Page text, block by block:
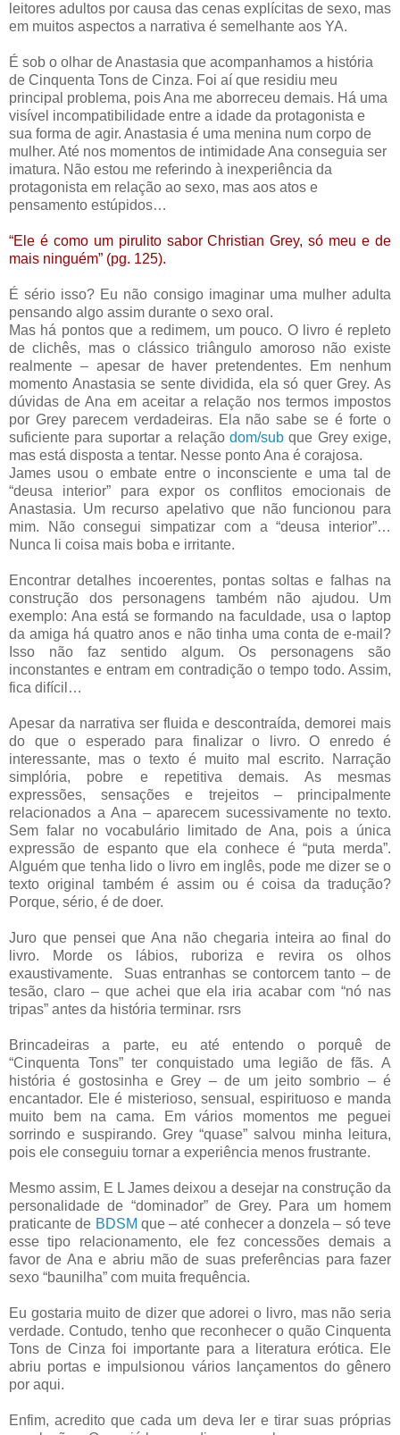
leitores adultos por causa das cenas explícitas de sexo, mas
em muitos aspectos a narrativa é semelhante aos YA.
É sob o olhar de Anastasia que acompanhamos a história
de Cinquenta Tons de Cinza. Foi aí que residiu meu
principal problema, pois Ana me aborreceu demais. Há uma
visível incompatibilidade entre a idade da protagonista e
sua forma de agir. Anastasia é uma menina num corpo de
mulher. Até nos momentos de intimidade Ana conseguia ser
imatura. Não estou me referindo à inexperiência da
protagonista em relação ao sexo, mas aos atos e
pensamento estúpidos…
“Ele é como um pirulito sabor Christian Grey, só meu e de
mais ninguém” (pg. 125).
É sério isso? Eu não consigo imaginar uma mulher adulta
pensando algo assim durante o sexo oral.
Mas há pontos que a redimem, um pouco. O livro é repleto
de clichês, mas o clássico triângulo amoroso não existe
realmente – apesar de haver pretendentes. Em nenhum
momento Anastasia se sente dividida, ela só quer Grey. As
dúvidas de Ana em aceitar a relação nos termos impostos
por Grey parecem verdadeiras. Ela não sabe se é forte o
suficiente para suportar a relação dom/subque Grey exige,
mas está disposta a tentar. Nesse ponto Ana é corajosa.
James usou o embate entre o inconsciente e uma tal de
“deusa interior” para expor os conflitos emocionais de
Anastasia. Um recurso apelativo que não funcionou para
mim. Não consegui simpatizar com a “deusa interior”…
Nunca li coisa mais boba e irritante.
Encontrar detalhes incoerentes, pontas soltas e falhas na
construção dos personagens também não ajudou. Um
exemplo: Ana está se formando na faculdade, usa o laptop
da amiga há quatro anos e não tinha uma conta de e-mail?
Isso não faz sentido algum. Os personagens são
inconstantes e entram em contradição o tempo todo. Assim,
fica difícil…
Apesar da narrativa ser fluida e descontraída, demorei mais
do que o esperado para finalizar o livro. O enredo é
interessante, mas o texto é muito mal escrito. Narração
simplória, pobre e repetitiva demais. As mesmas
expressões, sensações e trejeitos – principalmente
relacionados a Ana – aparecem sucessivamente no texto.
Sem falar no vocabulário limitado de Ana, pois a única
expressão de espanto que ela conhece é “puta merda”.
Alguém que tenha lido o livro em inglês, pode me dizer se o
texto original também é assim ou é coisa da tradução?
Porque, sério, é de doer.
Juro que pensei que Ana não chegaria inteira ao final do
livro. Morde os lábios, ruboriza e revira os olhos
exaustivamente. Suas entranhas se contorcem tanto – de
tesão, claro – que achei que ela iria acabar com “nó nas
tripas” antes da história terminar. rsrs
Brincadeiras a parte, eu até entendo o porquê de
“Cinquenta Tons” ter conquistado uma legião de fãs. A
história é gostosinha e Grey – de um jeito sombrio – é
encantador. Ele é misterioso, sensual, espirituoso e manda
muito bem na cama. Em vários momentos me peguei
sorrindo e suspirando. Grey “quase” salvou minha leitura,
pois ele conseguiu tornar a experiência menos frustrante.
Mesmo assim, E L James deixou a desejar na construção da
personalidade de “dominador” de Grey. Para um homem
praticante de BDSM que – até conhecer a donzela – só teve
esse tipo relacionamento, ele fez concessões demais a
favor de Ana e abriu mão de suas preferências para fazer
sexo “baunilha” com muita frequência.
Eu gostaria muito de dizer que adorei o livro, mas não seria
verdade. Contudo, tenho que reconhecer o quão Cinquenta
Tons de Cinza foi importante para a literatura erótica. Ele
abriu portas e impulsionou vários lançamentos do gênero
por aqui.
Enfim, acredito que cada um deva ler e tirar suas próprias